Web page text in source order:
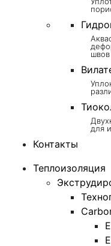
швов
для
Контакты
Теплоизоляция